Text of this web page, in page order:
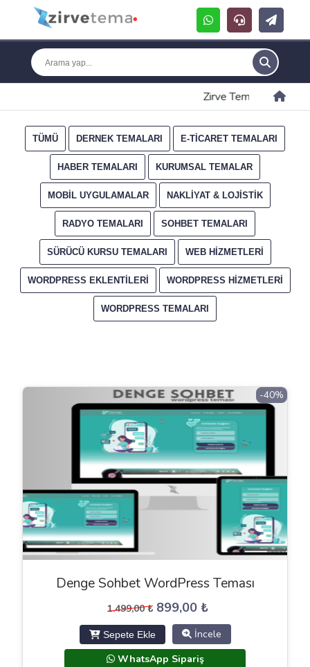
Zirve Tema Etiket:
TÜMÜ DERNEK TEMALARI E-TICARET TEMALARI
HABER TEMALARI KURUMSAL TEMALAR
MOBIL UYGULAMALAR NAKLIYAT & LOJISTIK
RADYO TEMALARI SOHBET TEMALARI
SÜRÜCÜ KURSU TEMALARI WEB HIZMETLERI
WORDPRESS EKLENTILERI WORDPRESS HIZMETLERI
WORDPRESS TEMALARI
-40%
Denge Sohbet WordPress Teması
1.499,00₺ Orijinal
fiyat:
1.499,00 ₺.
899,00 ₺Şu
andaki
fiyat:
899,00 ₺.
Sepete Ekle
İncele
WhatsApp Sipariş